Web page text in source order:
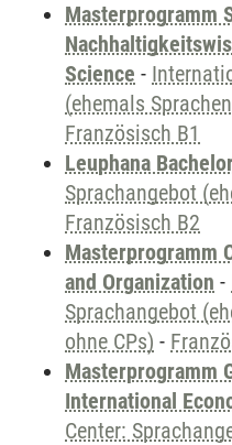
Masterprogramm
Science -
(ehemals
Französisch B1
Leuphana
Sprachangebot
Französisch B2
Masterprogramm
and Organization -
Sprachangebot
ohne CPs) -
Masterprogramm
International
Center: